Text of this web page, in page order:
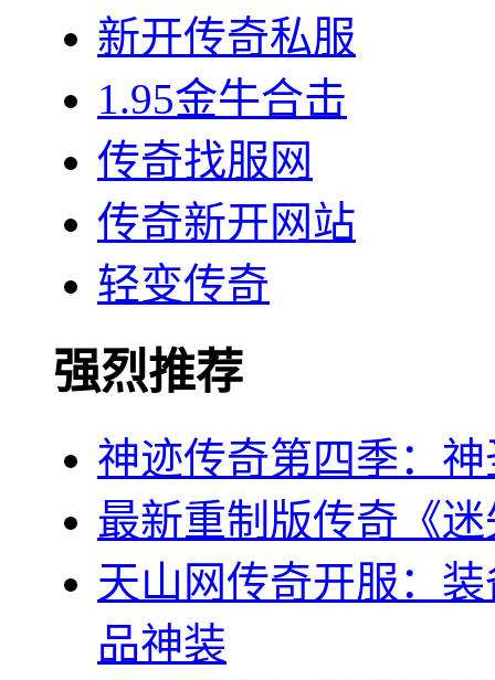
新开传奇私服
1.95金牛合击
传奇找服网
传奇新开网站
轻变传奇
强烈推荐
神迹传奇第四季：
最新重制版传奇《
天山网传奇开服：
品神装